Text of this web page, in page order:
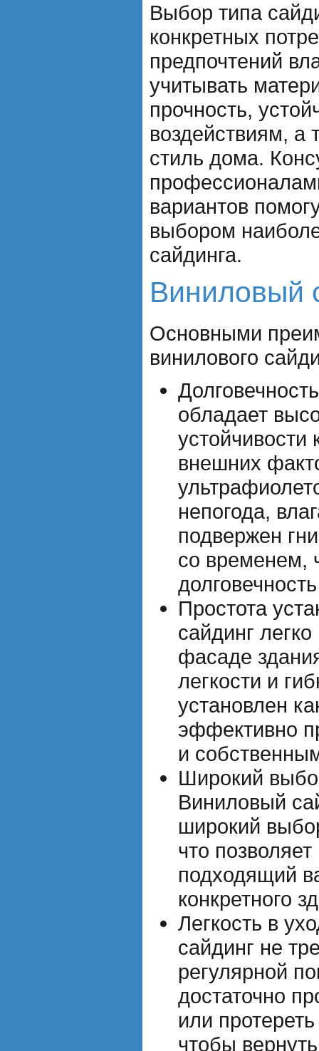
Выбор типа
конкретных
предпочтений
учитывать
прочность,
воздействиям, а
стиль дома.
вариантов
выбором
сайдинга.
Виниловый
Основными
винилового
обладает
устойчивости
внешних
непогода,
подвержен
со временем,
Простота
сайдинг
фасаде
легкости и
установлен
эффективно
и
Широкий
Виниловый
широкий
что
подходящий
конкретного
Легкость в
сайдинг не
регулярной
достаточно
или
чтобы